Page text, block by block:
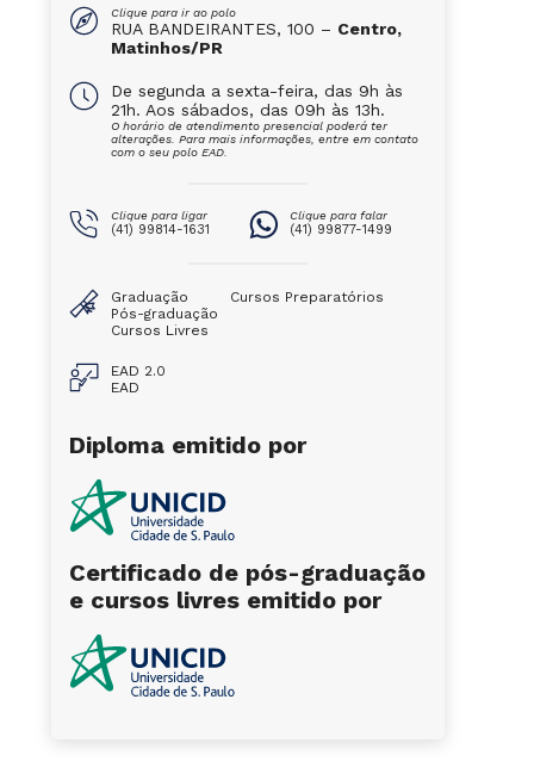
Clique para ir ao polo
RUA BANDEIRANTES, 100 – Centro,
Matinhos/PR
De segunda a sexta-feira, das 9h às
21h. Aos sábados, das 09h às 13h.
O horário de atendimento presencial poderá ter
alterações. Para mais informações, entre em contato
com o seu polo EAD.
Clique para ligar
(41) 99814-1631
Clique para falar
(41) 99877-1499
Graduação
Pós-graduação
Cursos Livres
Cursos Preparatórios
EAD 2.0
EAD
Diploma emitido por
Certificado de pós-graduação
e cursos livres emitido por